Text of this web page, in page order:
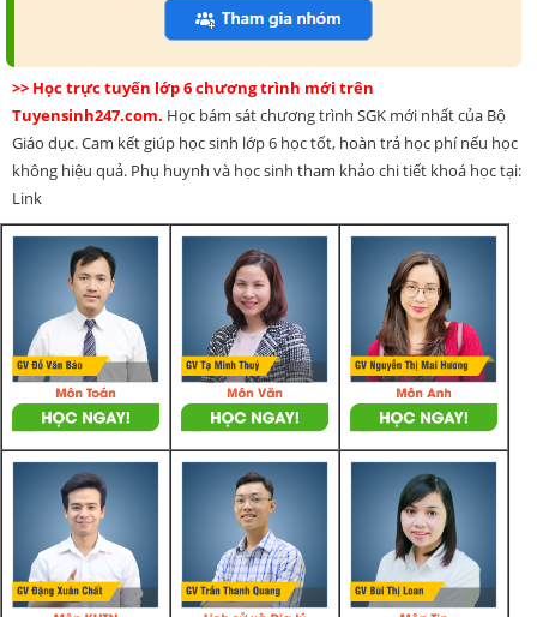
>> Học trực tuyến lớp 6 chương trình mới trên
Tuyensinh247.com. Học bám sát chương trình SGK mới nhất của Bộ
Giáo dục. Cam kết giúp học sinh lớp 6 học tốt, hoàn trả học phí nếu học
không hiệu quả. Phụ huynh và học sinh tham khảo chi tiết khoá học tại:
Link